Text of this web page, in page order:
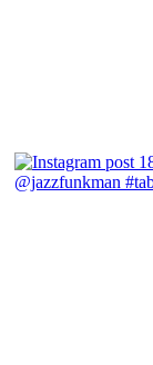
@jazzfunkman